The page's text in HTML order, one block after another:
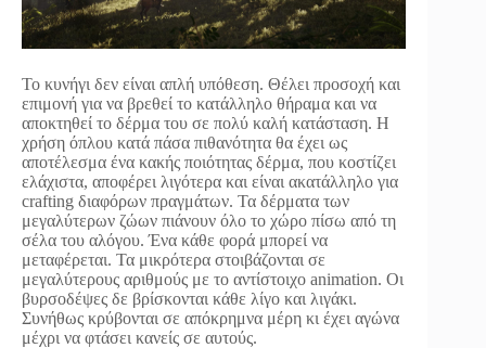
Το κυνήγι δεν είναι απλή υπόθεση. Θέλει προσοχή και
επιμονή για να βρεθεί το κατάλληλο θήραμα και να
αποκτηθεί το δέρμα του σε πολύ καλή κατάσταση. Η
χρήση όπλου κατά πάσα πιθανότητα θα έχει ως
αποτέλεσμα ένα κακής ποιότητας δέρμα, που κοστίζει
ελάχιστα, αποφέρει λιγότερα και είναι ακατάλληλο για
crafting διαφόρων πραγμάτων. Τα δέρματα των
μεγαλύτερων ζώων πιάνουν όλο το χώρο πίσω από τη
σέλα του αλόγου. Ένα κάθε φορά μπορεί να
μεταφέρεται. Τα μικρότερα στοιβάζονται σε
μεγαλύτερους αριθμούς με το αντίστοιχο animation. Οι
βυρσοδέψες δε βρίσκονται κάθε λίγο και λιγάκι.
Συνήθως κρύβονται σε απόκρημνα μέρη κι έχει αγώνα
μέχρι να φτάσει κανείς σε αυτούς.